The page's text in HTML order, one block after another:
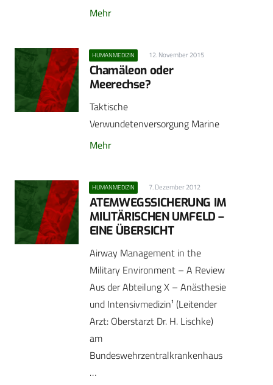
Mehr
HUMANMEDIZIN 12. November 2015
Chamäleon oder
Meerechse?
Taktische
Verwundetenversorgung Marine
Mehr
HUMANMEDIZIN 7. Dezember 2012
ATEMWEGSSICHERUNG IM
MILITÄRISCHEN UMFELD –
EINE ÜBERSICHT
Airway Management in the
Military Environment – A Review
Aus der Abteilung X – Anästhesie
und Intensivmedizin¹ (Leitender
Arzt: Oberstarzt Dr. H. Lischke)
am
Bundeswehrzentralkrankenhaus
…